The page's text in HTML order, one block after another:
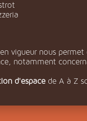
vigueur nous
notamment
d'espace de A à Z